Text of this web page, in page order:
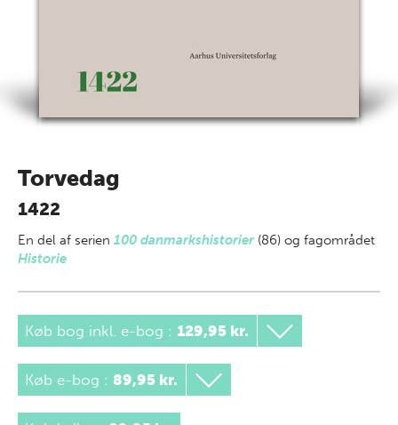
Torvedag
1422
En del af serien 100 danmarkshistorier (86) og fagområdet
Historie
Køb bog inkl. e-bog : 129,95 kr.
Køb e-bog : 89,95 kr.